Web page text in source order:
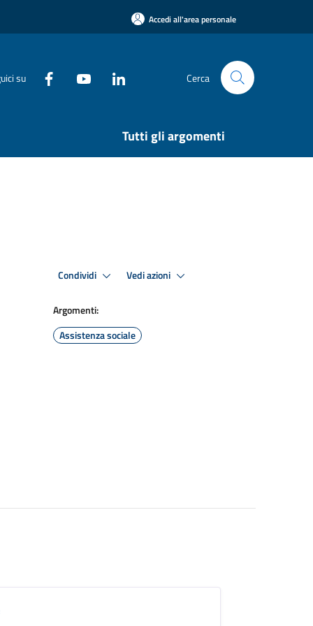
Accedi all'area personale
su Cerca
Tutti gli argomenti
Condividi Vedi azioni
Argomenti:
Assistenza sociale